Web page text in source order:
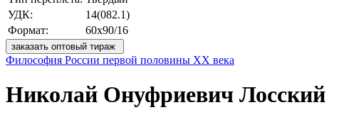
УДК:
14(082.1)
Формат:
60х90/16
заказать оптовый тираж
Философия России первой половины ХХ века
Николай Онуфриевич Лосский